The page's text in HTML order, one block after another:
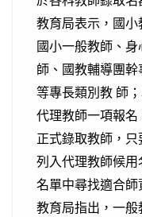
教育局表示，國
國小一般教師、
師、國教輔導團
等專長類別教 師
代理教師一項報
正式錄取教師，
列入代理教師候
名單中尋找適合師
教育局指出，一